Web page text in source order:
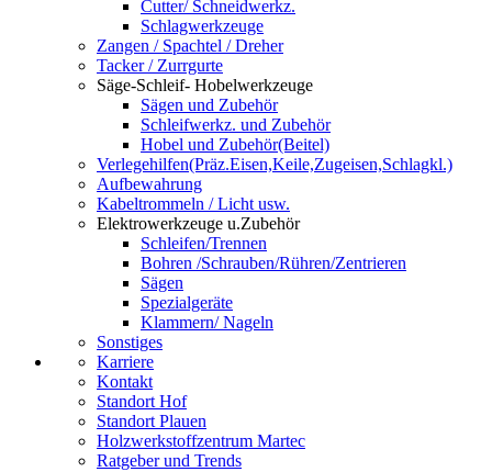
Cutter/ Schneidwerkz.
Schlagwerkzeuge
Zangen / Spachtel / Dreher
Tacker / Zurrgurte
Säge-Schleif- Hobelwerkzeuge
Sägen und Zubehör
Schleifwerkz. und Zubehör
Hobel und Zubehör(Beitel)
Verlegehilfen(Präz.Eisen,Keile,Zugeisen,Schlagkl.)
Aufbewahrung
Kabeltrommeln / Licht usw.
Elektrowerkzeuge u.Zubehör
Schleifen/Trennen
Bohren /Schrauben/Rühren/Zentrieren
Sägen
Spezialgeräte
Klammern/ Nageln
Sonstiges
Karriere
Kontakt
Standort Hof
Standort Plauen
Holzwerkstoffzentrum Martec
Ratgeber und Trends